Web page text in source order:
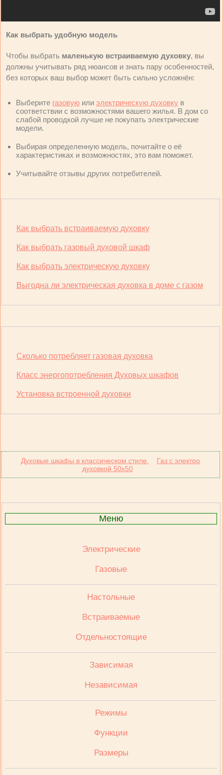
Как выбрать удобную модель
Чтобы выбрать маленькую встраиваемую духовку, вы
должны учитывать ряд нюансов и знать пару особенностей,
без которых ваш выбор может быть сильно усложнён:
Выберите газовую или электрическую духовку в
соответствии с возможностями вашего жилья. В дом со
слабой проводкой лучше не покупать электрические
модели.
Выбирая определенную модель, почитайте о её
характеристиках и возможностях, это вам поможет.
Учитывайте отзывы других потребителей.
Как выбрать встраиваемую духовку
Как выбрать газовый духовой шкаф
Как выбрать электрическую духовку
Выгодна ли электрическая духовка в доме с газом
Сколько потребляет газовая духовка
Класс энергопотребления Духовых шкафов
Установка встроенной духовки
Духовые шкафы в классическом стиле
Газ с электро
духовкой 50х50
Меню
Электрические
Газовые
Настольные
Встраиваемые
Отдельностоящие
Зависимая
Независимая
Режимы
Функции
Размеры